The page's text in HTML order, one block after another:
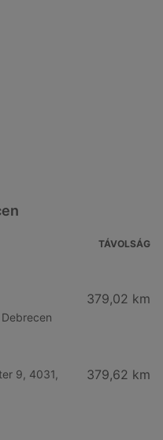
TÁVOLSÁG
379,02 km
9, 4031,
379,62 km